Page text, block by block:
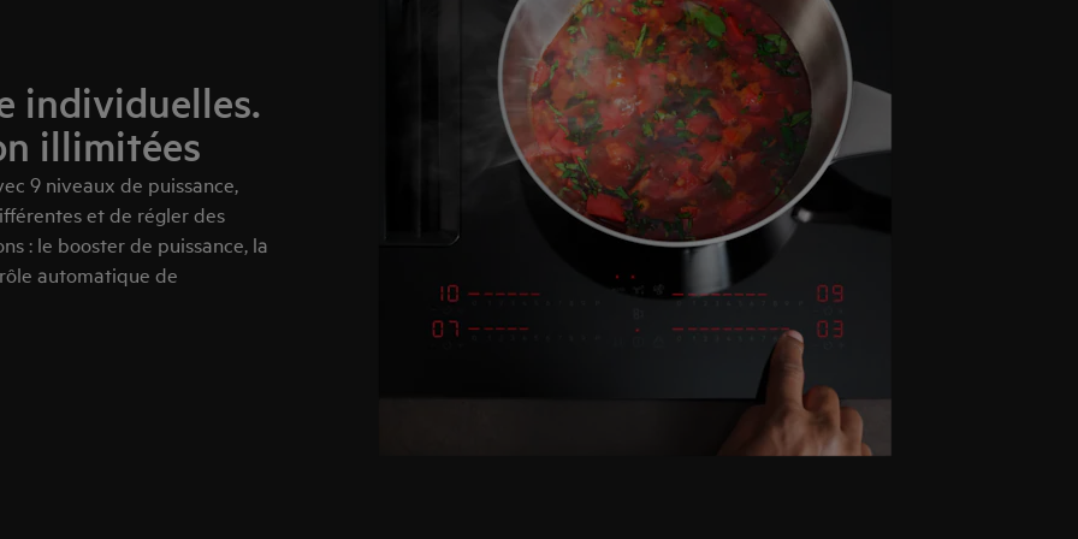
individuelles.
illimitées
9 niveaux de puissance,
et de régler des
: le booster de puissance, la
automatique de